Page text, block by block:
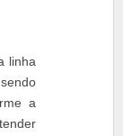
linha
a